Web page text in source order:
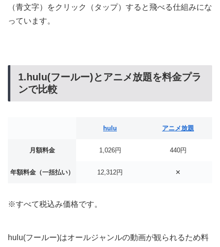
（青文字）をクリック（タップ）すると飛べる仕組みにな
っています。
1.hulu(フールー)とアニメ放題を料金プラ
ンで比較
hulu アニメ放題
月額料金 1,026円 440円
年額料金（一括払い） 12,312円 ✕
※すべて税込み価格です。
hulu(フールー)はオールジャンルの動画が観られるため料